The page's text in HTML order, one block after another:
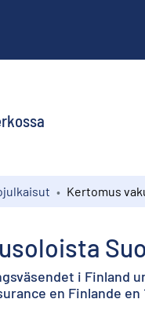
i Finland
en Finlande en